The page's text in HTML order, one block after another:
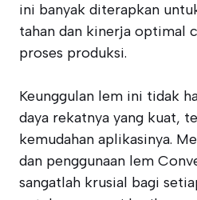
ini banyak diterapkan
tahan dan kinerja optimal
proses produksi.
Keunggulan lem ini tidak
daya rekatnya yang kuat,
kemudahan aplikasinya.
dan penggunaan lem
sangatlah krusial bagi